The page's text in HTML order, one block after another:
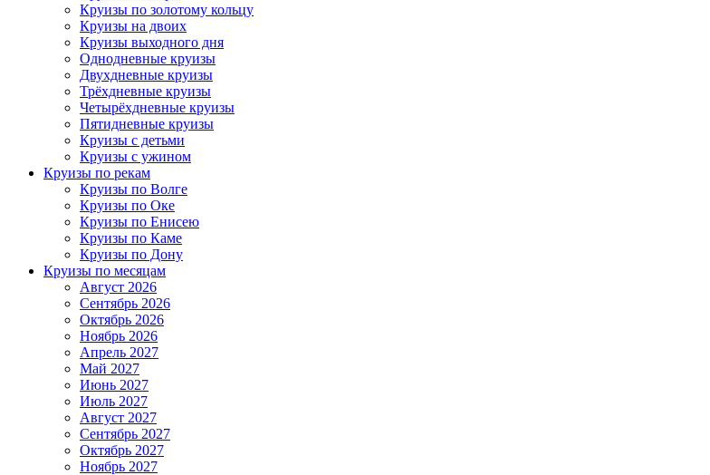
Круизы по золотому кольцу
Круизы на двоих
Круизы выходного дня
Однодневные круизы
Двухдневные круизы
Трёхдневные круизы
Четырёхдневные круизы
Пятидневные круизы
Круизы с детьми
Круизы с ужином
Круизы по рекам
Круизы по Волге
Круизы по Оке
Круизы по Енисею
Круизы по Каме
Круизы по Дону
Круизы по месяцам
Август 2026
Сентябрь 2026
Октябрь 2026
Ноябрь 2026
Апрель 2027
Май 2027
Июнь 2027
Июль 2027
Август 2027
Сентябрь 2027
Октябрь 2027
Ноябрь 2027